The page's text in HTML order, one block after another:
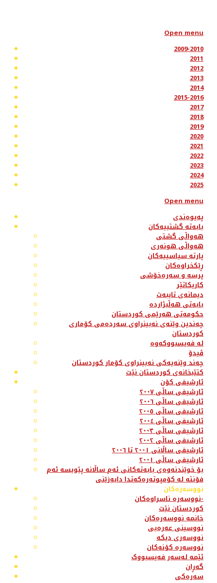
Open menu
2009-2010
2011
2012
2013
2014
2015-2016
2017
2018
2019
2020
2021
2022
2023
2024
2025
Open menu
پەیوەندی
بابەتە گشتییەکان
هەواڵی گشتی
هەواڵی هونەری
پارتە سیاسییەکان
ڕێکخراوەکان
پرسە و سەرەخۆشی
کاریکاتێر
دیمانەی تایبەت
بابەتی هەڵبژاردە
حکومەتی هەرێمی کوردستان
چەندین وێنەی نەبینراوی سەردەمی کۆماری
کوردستان
لە فەیسبووکەوە
ڤیدۆ
چەند وێنەیەکی نەبینراوی کۆمار کوردستان
کتێبخانەی کوردستان نێت
ئارشیفی کۆن
ئارشیفی ساڵی ٢٠٠٧
ئارشیفی ساڵی ٢٠٠٦
ئارشیفی ساڵی ٢٠٠٥
ئارشیفی ساڵی ٢٠٠٤
ئارشیفی ساڵی ٢٠٠٣
ئارشیفی ساڵی ٢٠٠٢
ئارشیفی ساڵانی ٢٠٠١ تا ٢٠٠٦
ئارشیفی ساڵی ٢٠٠١
بۆ خوێندنەوەی بابەتەکانی ئەم ساڵانە پێویسە ئەم
فۆنتە لە کۆمپوتەرەکەتدا دابەزێنی
نووسەرەکان
نووسەرە ناسراوەکان-
کوردستان نێت
خانمە نووسەرەکان
نووسینی عەرەبی
نووسەری دیکە
نووسەرە کۆنەکان
ئێمە لەسەر فەیسبووک
گەڕان
سەرەکی